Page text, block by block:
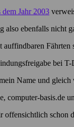
Jahr 2003
also ebenfalls nicht
auffindbaren Fährten
bei
Name und gleich
computer-basis.de
offensichtlich schon